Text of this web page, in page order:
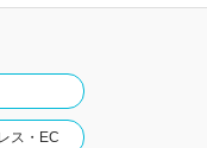
ス・EC